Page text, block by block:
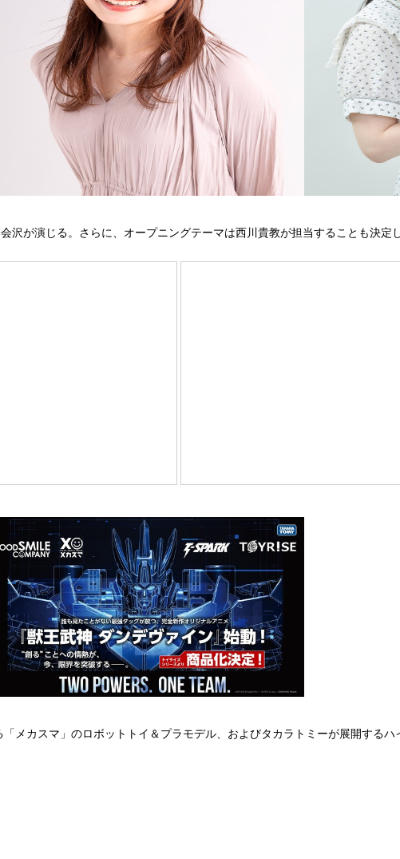
が演じる。さらに、オープニングテーマは西川貴教が担当することも決定
メカスマ」のロボットトイ＆プラモデル、およびタカラトミーが展開する